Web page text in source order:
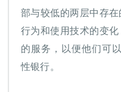
部与较低的两层中存
行为和使用技术的变
的服务，以便他们可
性银行。